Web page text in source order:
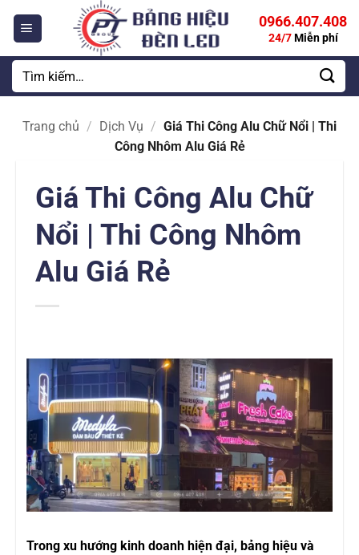
dung
0966.407.408
24/7Miễn phí
Tìm
kiếm:
Trang chủ / Dịch Vụ / Giá Thi Công Alu Chữ Nổi | Thi
Công Nhôm Alu Giá Rẻ
Giá Thi Công Alu Chữ
Nổi | Thi Công Nhôm
Alu Giá Rẻ
Trong xu hướng kinh doanh hiện đại, bảng hiệu và